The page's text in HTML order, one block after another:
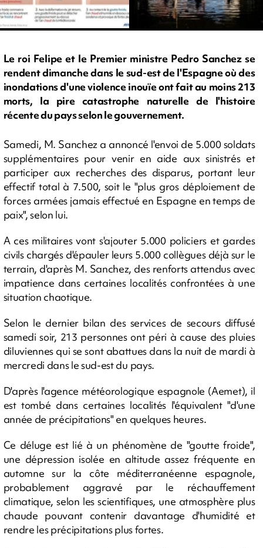
Le roi Felipe et le Premier ministre Pedro Sanchez se
rendent dimanche dans le sud-est de l'Espagne où des
inondations d'une violence inouïe ont fait au moins 213
morts, la pire catastrophe naturelle de l'histoire
récente du pays selon le gouvernement.
Samedi, M. Sanchez a annoncé l'envoi de 5.000 soldats
supplémentaires pour venir en aide aux sinistrés et
participer aux recherches des disparus, portant leur
effectif total à 7.500, soit le "plus gros déploiement de
forces armées jamais effectué en Espagne en temps de
paix", selon lui.
A ces militaires vont s'ajouter 5.000 policiers et gardes
civils chargés d'épauler leurs 5.000 collègues déjà sur le
terrain, d'après M. Sanchez, des renforts attendus avec
impatience dans certaines localités confrontées à une
situation chaotique.
Selon le dernier bilan des services de secours diffusé
samedi soir, 213 personnes ont péri à cause des pluies
diluviennes qui se sont abattues dans la nuit de mardi à
mercredi dans le sud-est du pays.
D'après l'agence météorologique espagnole (Aemet), il
est tombé dans certaines localités l'équivalent "d'une
année de précipitations" en quelques heures.
Ce déluge est lié à un phénomène de "goutte froide",
une dépression isolée en altitude assez fréquente en
automne sur la côte méditerranéenne espagnole,
probablement aggravé par le réchauffement
climatique, selon les scientifiques, une atmosphère plus
chaude pouvant contenir davantage d'humidité et
rendre les précipitations plus fortes.